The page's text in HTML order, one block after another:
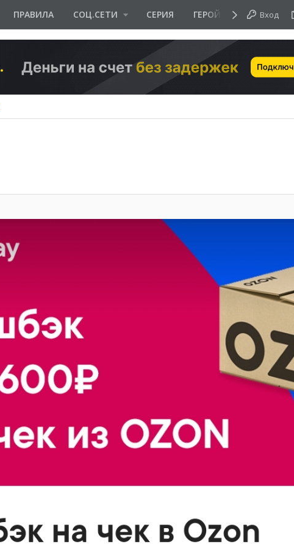
ПРАВИЛА СОЦ.СЕТИ СЕРИЯ ГЕРОЙ ДНЯ Вход